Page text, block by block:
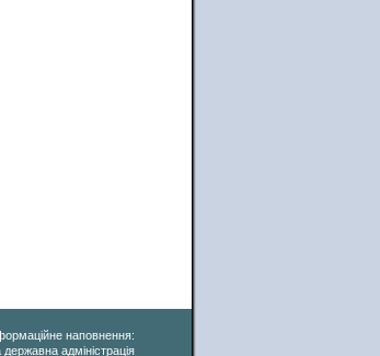
наповнення:
адміністрація